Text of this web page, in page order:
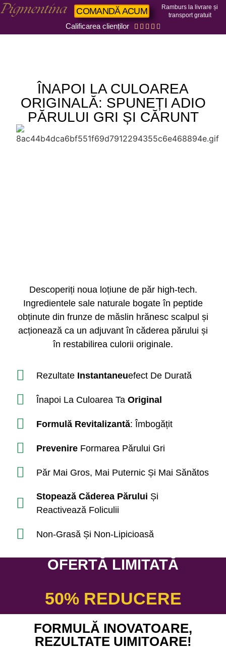
COMANDĂ ACUM
Ramburs la livrare și
transport gratuit
Calificarea clienților     
ÎNAPOI LA CULOAREA
ORIGINALĂ: SPUNEȚI ADIO
PĂRULUI GRI ȘI CĂRUNT
Descoperiți noua loțiune de păr high-tech.
Ingredientele sale naturale bogate în peptide
obținute din frunze de măslin hrănesc scalpul și
acționează ca un adjuvant în căderea părului și
în restabilirea culorii originale.
Rezultate InstantaneuEfect De Durată
Înapoi La Culoarea Ta Original
Formulă Revitalizantă: Îmbogățit
Prevenire Formarea Părului Gri
Păr Mai Gros, Mai Puternic Și Mai Sănătos
Stopează Căderea Părului Și
Reactivează Foliculii
Non-Grasă Și Non-Lipicioasă
OFERTĂ LIMITATĂ
50% REDUCERE
FORMULĂ INOVATOARE,
REZULTATE UIMITOARE!